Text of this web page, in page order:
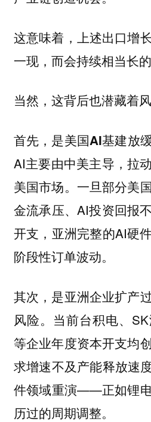
这意味着，上述出口增
一现，而会持续相当长的
当然，这背后也潜藏着风
首先，是美国AI基建放缓
AI主要由中美主导，拉
美国市场。一旦部分美
金流承压、AI投资回报
开支，亚洲完整的AI硬
阶段性订单波动。
其次，是亚洲企业扩产
风险。 当前台积电、
等企业年度资本开支均
求增速不及产能释放速
件领域重演——正如锂
历过的周期调整。